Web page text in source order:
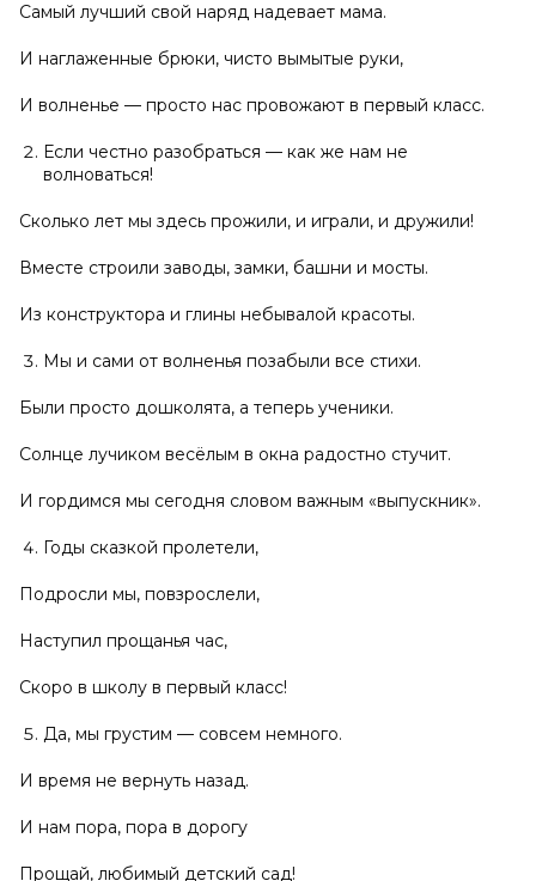
Самый лучший свой наряд надевает мама.
И наглаженные брюки, чисто вымытые руки,
И волненье — просто нас провожают в первый класс.
Если честно разобраться — как же нам не
волноваться!
Сколько лет мы здесь прожили, и играли, и дружили!
Вместе строили заводы, замки, башни и мосты.
Из конструктора и глины небывалой красоты.
Мы и сами от волненья позабыли все стихи.
Были просто дошколята, а теперь ученики.
Солнце лучиком весёлым в окна радостно стучит.
И гордимся мы сегодня словом важным «выпускник».
Годы сказкой пролетели,
Подросли мы, повзрослели,
Наступил прощанья час,
Скоро в школу в первый класс!
Да, мы грустим — совсем немного.
И время не вернуть назад.
И нам пора, пора в дорогу
Прощай, любимый детский сад!